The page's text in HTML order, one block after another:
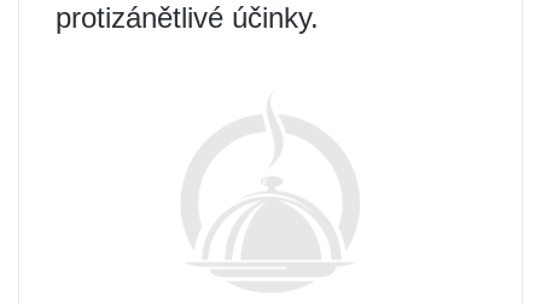
protizánětlivé účinky.